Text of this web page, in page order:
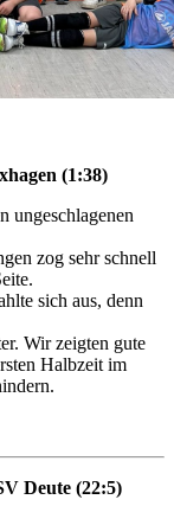
(1:38)
ungeschlagenen
zog sehr schnell
sich aus, denn
Wir zeigten gute
Halbzeit im
Deute (22:5)